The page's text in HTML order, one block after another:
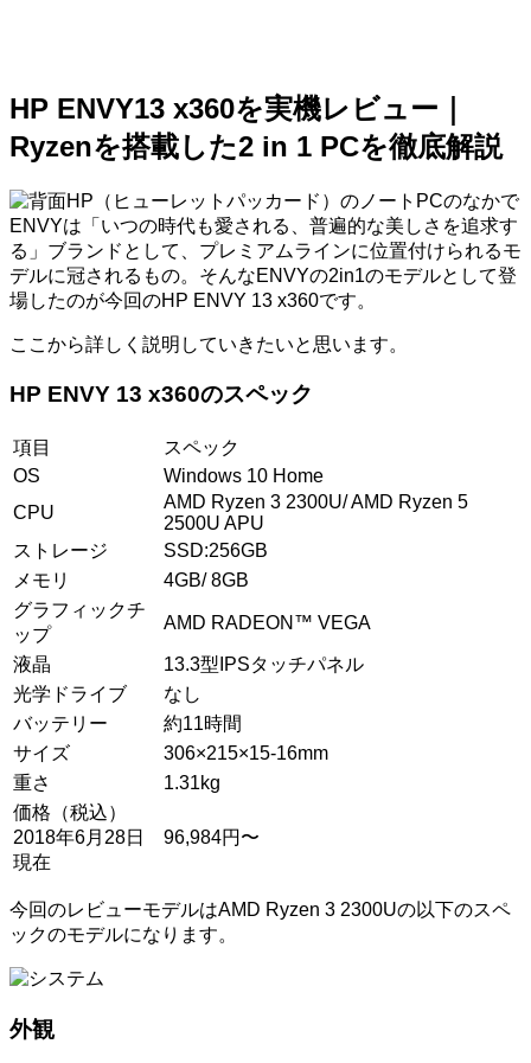
HP ENVY13 x360を実機レビュー｜
Ryzenを搭載した2 in 1 PCを徹底解説
HP（ヒューレットパッカード）のノートPCのなかで
ENVYは「いつの時代も愛される、普遍的な美しさを追求す
る」ブランドとして、プレミアムラインに位置付けられるモ
デルに冠されるもの。そんなENVYの2in1のモデルとして登
場したのが今回のHP ENVY 13 x360です。
ここから詳しく説明していきたいと思います。
HP ENVY 13 x360のスペック
項目
スペック
OS
Windows 10 Home
CPU
AMD Ryzen 3 2300U/ AMD Ryzen 5
2500U APU
ストレージ
SSD:256GB
メモリ
4GB/ 8GB
グラフィックチ
ップ
AMD RADEON™ VEGA
液晶
13.3型IPSタッチパネル
光学ドライブ
なし
バッテリー
約11時間
サイズ
306×215×15-16mm
重さ
1.31kg
価格（税込）
2018年6月28日
現在
96,984円〜
今回のレビューモデルはAMD Ryzen 3 2300Uの以下のスペ
ックのモデルになります。
外観